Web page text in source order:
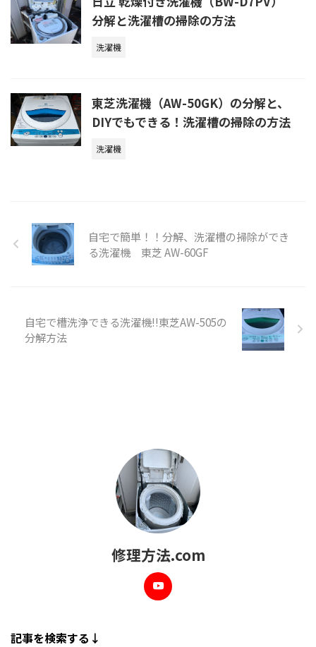
分解と洗濯槽の掃除の方法
洗濯機
東芝洗濯機（AW-50GK）の分解と、
DIYでもできる！洗濯槽の掃除の方法
洗濯機
自宅で簡単！！分解、洗濯槽の掃除ができ
る洗濯機 東芝 AW-60GF
自宅で槽洗浄できる洗濯機!!東芝AW-505の
分解方法
修理方法.com
記事を検索する↓